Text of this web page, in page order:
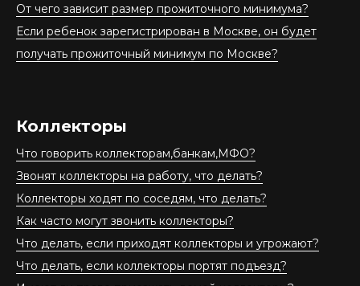
От чего зависит размер прожиточного минимума?
Если ребенок зарегистрирован в Москве, он будет
получать прожиточный минимум по Москве?
Коллекторы
Что говорить коллекторам,банкам,МФО?
Звонят коллекторы на работу, что делать?
Коллекторы ходят по соседям, что делать?
Как часто могут звонить коллекторы?
Что делать, если приходят коллекторы и угрожают?
Что делать, если коллекторы портят подъезд?